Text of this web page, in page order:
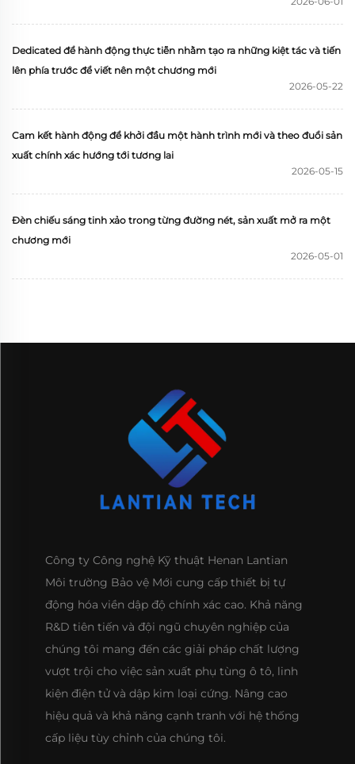
Dedicated để hành động thực tiễn nhằm tạo ra những kiệt tác và tiến
lên phía trước để viết nên một chương mới
2026-05-22
Cam kết hành động để khởi đầu một hành trình mới và theo đuổi sản
xuất chính xác hướng tới tương lai
2026-05-15
Đèn chiếu sáng tinh xảo trong từng đường nét, sản xuất mở ra một
chương mới
2026-05-01
Công ty Công nghệ Kỹ thuật Henan Lantian
Môi trường Bảo vệ Mới cung cấp thiết bị tự
động hóa viền dập độ chính xác cao. Khả năng
R&D tiên tiến và đội ngũ chuyên nghiệp của
chúng tôi mang đến các giải pháp chất lượng
vượt trội cho việc sản xuất phụ tùng ô tô, linh
kiện điện tử và dập kim loại cứng. Nâng cao
hiệu quả và khả năng cạnh tranh với hệ thống
cấp liệu tùy chỉnh của chúng tôi.